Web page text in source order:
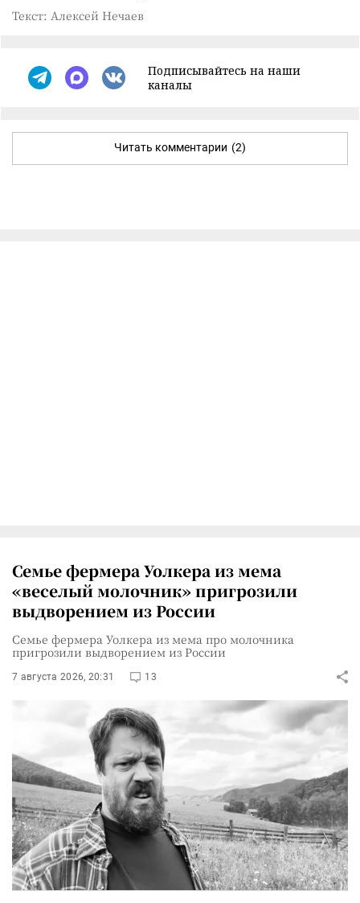
Текст: Алексей Нечаев
Подписывайтесь на наши
каналы
Читать комментарии (2)
Семье фермера Уолкера из мема
«веселый молочник» пригрозили
выдворением из России
Семье фермера Уолкера из мема про молочника
пригрозили выдворением из России
7 августа 2026, 20:31 13